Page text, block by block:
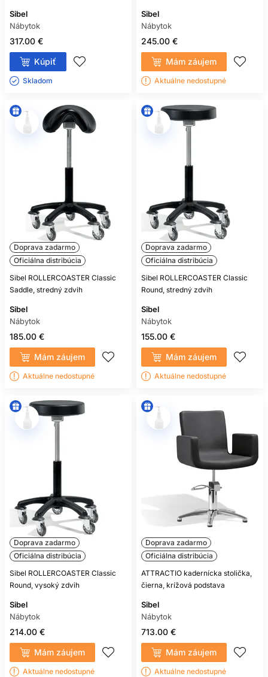
Sibel
Nábytok
317.00 €
Kúpiť
Skladom ㅤ
Sibel
Nábytok
245.00 €
Mám záujem
Aktuálne nedostupné
Doprava zadarmo
Oficiálna distribúcia
Sibel ROLLERCOASTER Classic
Saddle, stredný zdvih
Sibel
Nábytok
185.00 €
Mám záujem
Aktuálne nedostupné
Doprava zadarmo
Oficiálna distribúcia
Sibel ROLLERCOASTER Classic
Round, stredný zdvih
Sibel
Nábytok
155.00 €
Mám záujem
Aktuálne nedostupné
Doprava zadarmo
Oficiálna distribúcia
Sibel ROLLERCOASTER Classic
Round, vysoký zdvih
Sibel
Nábytok
214.00 €
Mám záujem
Aktuálne nedostupné
Doprava zadarmo
Oficiálna distribúcia
ATTRACTIO kadernícka stolička,
čierna, krížová podstava
Sibel
Nábytok
713.00 €
Mám záujem
Aktuálne nedostupné